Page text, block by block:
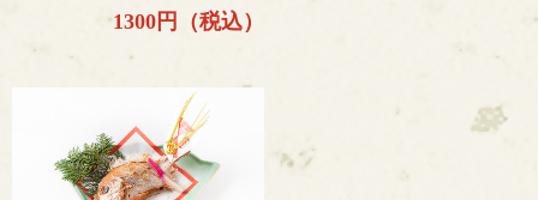
1300円（税込）